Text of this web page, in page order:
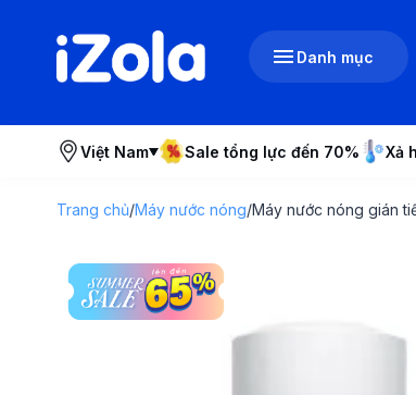
Danh mục
Việt Nam Sale tổng lực đến 70% Xả
Trang chủ/Máy nước nóng/Máy nước nóng gián